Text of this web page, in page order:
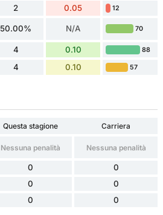
2 0.05 12
50.00% N/A 70
4 0.10 88
4 0.10 57
Questa stagione
Carriera
Nessuna penalità Nessuna penalità
0 0
0 0
0 0